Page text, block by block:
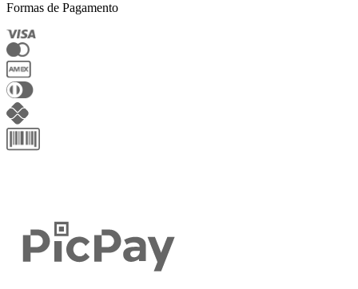
Formas de Pagamento